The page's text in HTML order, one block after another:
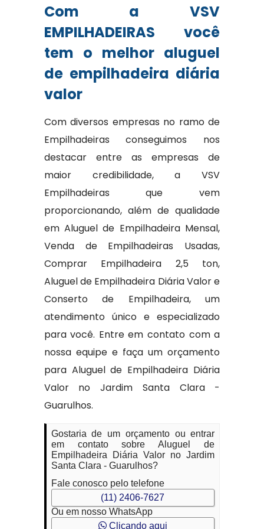
Com a VSV
EMPILHADEIRAS você
tem o melhor aluguel
de empilhadeira diária
valor
Com diversos empresas no ramo de
Empilhadeiras conseguimos nos
destacar entre as empresas de
maior credibilidade, a VSV
Empilhadeiras que vem
proporcionando, além de qualidade
em Aluguel de Empilhadeira Mensal,
Venda de Empilhadeiras Usadas,
Comprar Empilhadeira 2,5 ton,
Aluguel de Empilhadeira Diária Valor e
Conserto de Empilhadeira, um
atendimento único e especializado
para você. Entre em contato com a
nossa equipe e faça um orçamento
para Aluguel de Empilhadeira Diária
Valor no Jardim Santa Clara -
Guarulhos.
Gostaria de um orçamento ou entrar
em contato sobre Aluguel de
Empilhadeira Diária Valor no Jardim
Santa Clara - Guarulhos?
Fale conosco pelo telefone
(11) 2406-7627
Ou em nosso WhatsApp
Clicando aqui